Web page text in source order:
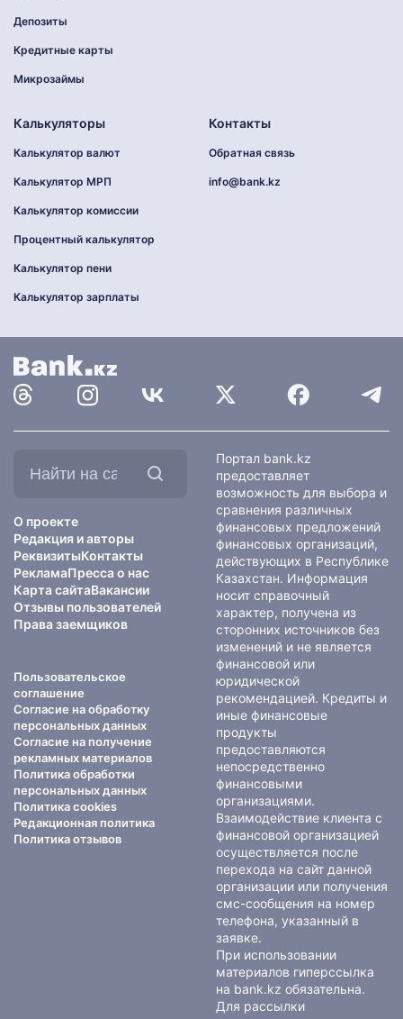
Депозиты
Кредитные карты
Микрозаймы
Калькуляторы
Калькулятор валют
Калькулятор МРП
Калькулятор комиссии
Процентный калькулятор
Калькулятор пени
Калькулятор зарплаты
Контакты
Обратная связь
info@bank.kz
О проекте
Редакция и авторы
РеквизитыКонтакты
РекламаПресса о нас
Карта сайтаВакансии
Отзывы пользователей
Права заемщиков
Пользовательское
соглашение
Согласие на обработку
персональных данных
Согласие на получение
рекламных материалов
Политика обработки
персональных данных
Политика cookies
Редакционная политика
Политика отзывов
Портал bank.kz
предоставляет
возможность для выбора и
сравнения различных
финансовых предложений
финансовых организаций,
действующих в Республике
Казахстан. Информация
носит справочный
характер, получена из
сторонних источников без
изменений и не является
финансовой или
юридической
рекомендацией. Кредиты и
иные финансовые
продукты
предоставляются
непосредственно
финансовыми
организациями.
Взаимодействие клиента с
финансовой организацией
осуществляется после
перехода на сайт данной
организации или получения
смс-сообщения на номер
телефона, указанный в
заявке.
При использовании
материалов гиперссылка
на bank.kz обязательна.
Для рассылки